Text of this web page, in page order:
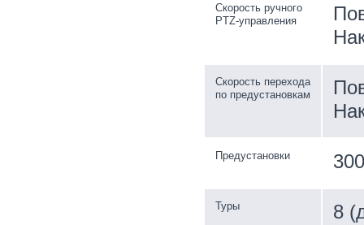
Скорость ручного
PTZ-управления
Скорость перехода
по предустановкам
Предустановки 300
Туры 8